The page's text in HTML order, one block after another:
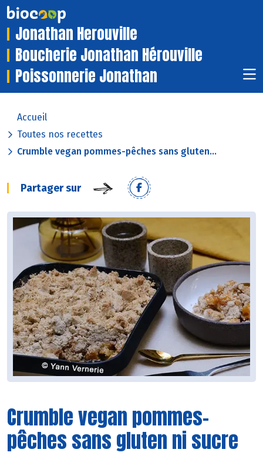
Jonathan Herouville
Boucherie Jonathan Hérouville
Poissonnerie Jonathan
Accueil
Toutes nos recettes
Crumble vegan pommes-pêches sans gluten...
Partager sur
Crumble vegan pommes-
pêches sans gluten ni sucre